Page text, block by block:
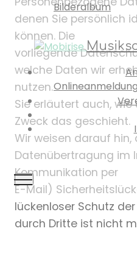
Bilderalbum
Onlineanmeldung
denen Sie persönlich
können. Die
vorliegende
welche Daten wir
nutzen.
Sie erläutert auch,
Zweck das geschieht.
Wir weisen darauf hin,
Datenübertragung im
Kommunikation per
E-Mail)
lückenloser Schutz
durch Dritte ist nicht